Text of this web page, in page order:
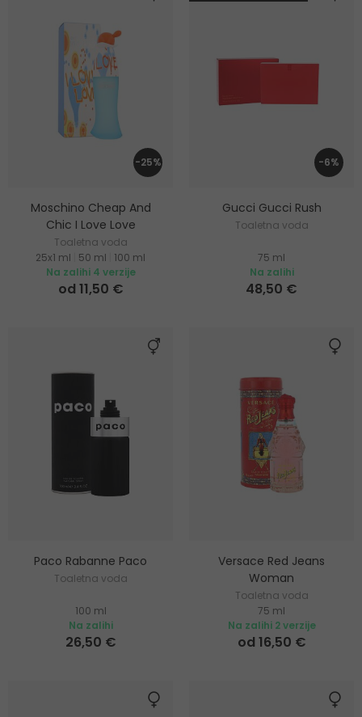
-25%
Moschino Cheap And
Chic I Love Love
Toaletna voda
25x1 ml
50 ml
100 ml
Na zalihi 4 verzije
od 11,50 €
-6%
Gucci Gucci Rush
Toaletna voda
75 ml
Na zalihi
48,50 €
Paco Rabanne Paco
Toaletna voda
100 ml
Na zalihi
26,50 €
Versace Red Jeans
Woman
Toaletna voda
75 ml
Na zalihi 2 verzije
od 16,50 €